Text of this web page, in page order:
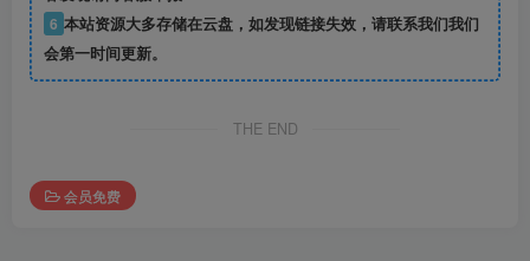
6 本站资源大多存储在云盘，如发现链接失效，请联系我们我们
会第一时间更新。
THE END
会员免费